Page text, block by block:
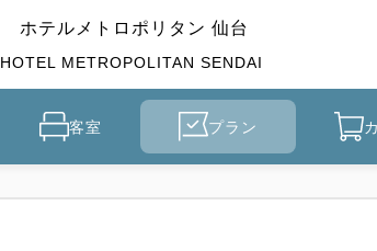
ホテルメトロポリタン 仙台
HOTEL METROPOLITAN SENDAI
客室 プラン